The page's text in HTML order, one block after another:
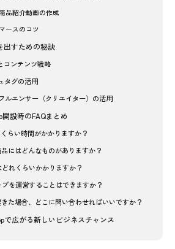
品紹介動画の作成
ースのコツ
出すための秘訣
コンテンツ戦略
タグの活用
ルエンサー（クリエイター）の活用
設時のFAQまとめ
らい時間がかかりますか？
にはどんなものがありますか？
れくらいかかりますか？
を運営することはできますか？
た場合、どこに問い合わせればいいですか？
で広がる新しいビジネスチャンス